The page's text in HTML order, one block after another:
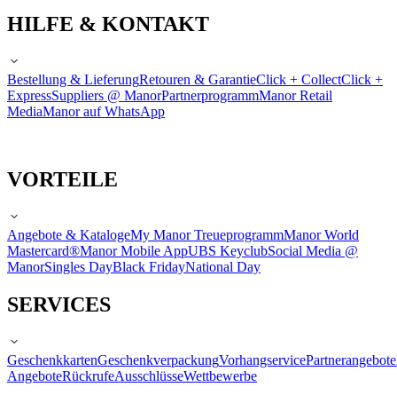
HILFE & KONTAKT
Bestellung & LieferungRetouren & GarantieClick + CollectClick +
ExpressSuppliers @ ManorPartnerprogrammManor Retail
MediaManor auf WhatsApp
VORTEILE
Angebote & KatalogeMy Manor TreueprogrammManor World
Mastercard®Manor Mobile AppUBS KeyclubSocial Media @
ManorSingles DayBlack FridayNational Day
SERVICES
GeschenkkartenGeschenkverpackungVorhangservicePartnerangebote
AngeboteRückrufeAusschlüsseWettbewerbe